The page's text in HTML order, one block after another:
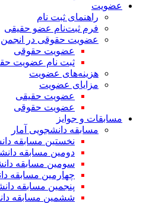
عضویت
راهنمای ثبت نام
فرم ثبت‌نام عضو حقیقی
عضویت حقوقی در انجمن
عضویت حقوقی
ثبت نام عضویت
هزینه‌های عضویت
مزایای عضویت
عضویت حقیقی
عضویت حقوقی
مسابقات و جوایز
مسابقه دانشجویی آمار
نخستین مسابقه
دومین مسابقه
سومین مسابقه
چهارمین مسابقه
پنجمین مسابقه
ششمین مسابقه